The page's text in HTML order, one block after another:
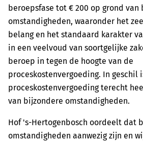
beroepsfase tot € 200 op grond van
omstandigheden, waaronder het
belang en het standaard karakter
in een veelvoud van soortgelijke
beroep in tegen de hoogte van de
proceskostenvergoeding. In geschil
proceskostenvergoeding terecht
van bijzondere omstandigheden.
Hof 's-Hertogenbosch oordeelt dat
omstandigheden aanwezig zijn en